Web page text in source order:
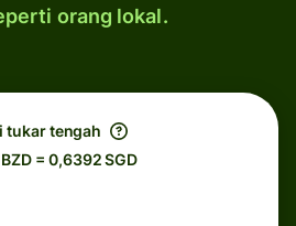
orang lokal.
tukar tengah
BZD = 0,6392 SGD